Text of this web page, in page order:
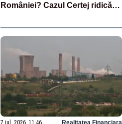
României? Cazul Certej ridică
fondurile, Blackrock,
Rothschild este doar un fir